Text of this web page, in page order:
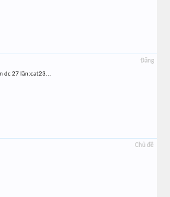
Đăng
dc 27 lần:cat23...
Chủ đề